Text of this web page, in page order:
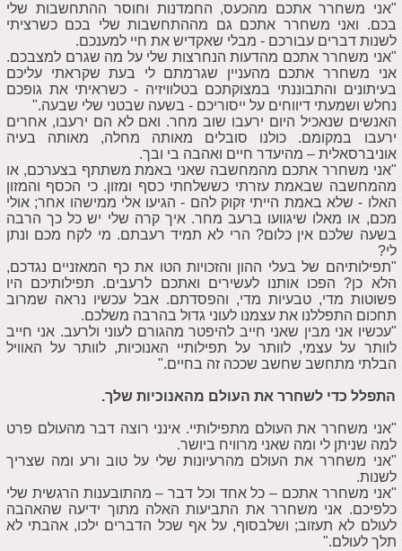
"אני משחרר אתכם מהכעס, החמדנות וחוסר ההתחשבות שלי
בכם. ואני משחרר אתכם גם מההתחשבות שלי בכם כשרציתי
לשנות דברים עבורכם - מבלי שאקדיש את חיי למענכם.
"אני משחרר אתכם מהדעות הנחרצות שלי על מה שגרם למצבכם.
אני משחרר אתכם מהעניין שגרמתם לי בעת שקראתי עליכם
בעיתונים והתבוננתי במצוקתכם בטלוויזיה - כשראיתי את גופכם
נחלש ושמעתי דיווחים על ייסוריכם - בשעה שבטני שלי שבעה."
האנשים שנאכיל היום ירעבו שוב מחר. ואם לא הם ירעבו, אחרים
ירעבו במקומם. כולנו סובלים מאותה מחלה, מאותה בעיה
אוניברסאלית – מהיעדר חיים ואהבה בי ובך.
"אני משחרר אתכם מהמחשבה שאני באמת משתתף בצערכם, או
מהמחשבה שבאמת עזרתי כששלחתי כסף ומזון. כי הכסף והמזון
האלו - שלא באמת הייתי זקוק להם - הגיעו אלי ממישהו אחר; אולי
מכם, או מאלו שיגוועו ברעב מחר. איך קרה שלי יש כל כך הרבה
בשעה שלכם אין כלום? הרי לא תמיד רעבתם. מי לקח מכם ונתן
לי?
"תפילותיהם של בעלי ההון והזכויות הטו את כף המאזניים נגדכם,
הלא כן? הפכו אותנו לעשירים ואתכם לרעבים. תפילותיכם היו
פשוטות מדי, טבעיות מדי, והפסדתם. אבל עכשיו נראה שמרוב
תחכום התפללנו את עצמנו לעוני גדול בהרבה משלכם.
"עכשיו אני מבין שאני חייב להיפטר מהגורם לעוני ולרעב. אני חייב
לוותר על עצמי, לוותר על תפילותיי האנוכיות, לוותר על האוויל
הבלתי מתחשב שחשב שככה זה בחיים."
התפלל כדי לשחרר את העולם מהאנוכיות שלך.
"אני משחרר את העולם מתפילותיי. אינני רוצה דבר מהעולם פרט
למה שניתן לי ומה שאני מרוויח ביושר.
"אני משחרר את העולם מהרעיונות שלי על טוב ורע ומה שצריך
לשנות.
"אני משחרר אתכם – כל אחד וכל דבר – מהתובענות הרגשית שלי
כלפיכם. אני משחרר את התביעות האלה מתוך ידיעה שהאהבה
לעולם לא תעזוב; ושלבסוף, על אף שכל הדברים ילכו, אהבתי לא
תלך לעולם."